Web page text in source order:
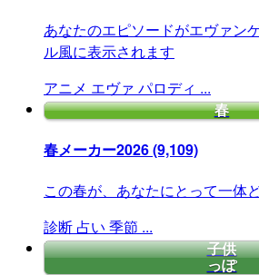
あなたのエピソードがエヴァン
ル風に表示されます
アニメ エヴァ パロディ ...
春
春メーカー2026(9,109)
この春が、あなたにとって一体
診断 占い 季節 ...
子供
っぽ